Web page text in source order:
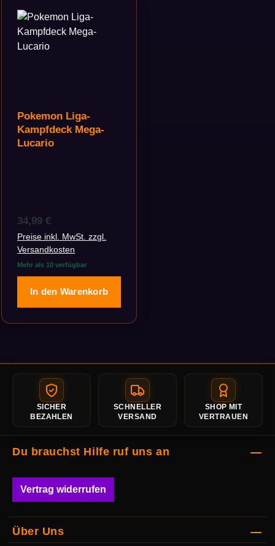
Pokemon Liga-
Kampfdeck Mega-
Lucario
Regulärer Preis:
34,99 €
Preise inkl. MwSt. zzgl.
Versandkosten
Mehr als 10 verfügbar
In den Warenkorb
SICHER
BEZAHLEN
SCHNELLER
VERSAND
SHOP MIT
VERTRAUEN
Du brauchst Hilfe ruf uns an
Vertrag widerrufen
Über Uns